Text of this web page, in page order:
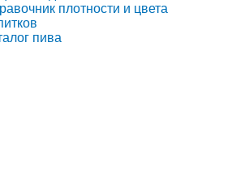
плотности и цвета
пива